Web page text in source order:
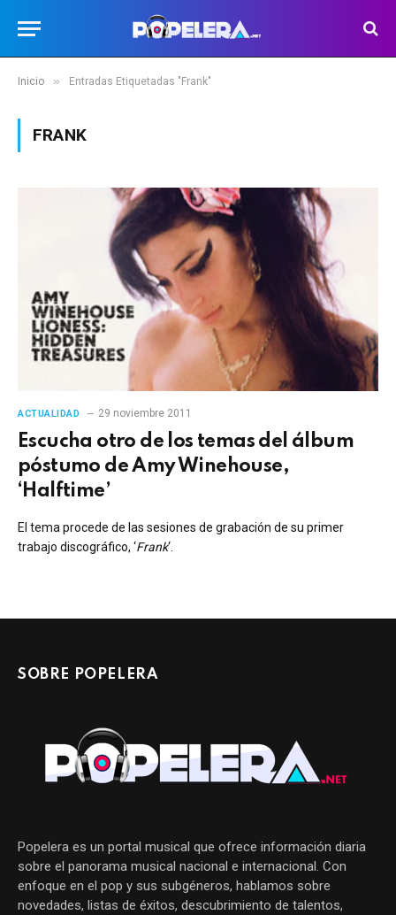
Inicio » Entradas Etiquetadas "Frank"
FRANK
ACTUALIDAD 29 noviembre 2011
Escucha otro de los temas del álbum
póstumo de Amy Winehouse,
‘Halftime’
El tema procede de las sesiones de grabación de su primer
trabajo discográfico, ‘Frank‘.
SOBRE POPELERA
Popelera es un portal musical que ofrece información diaria
sobre el panorama musical nacional e internacional. Con
enfoque en el pop y sus subgéneros, hablamos sobre
novedades, listas de éxitos, descubrimiento de talentos,